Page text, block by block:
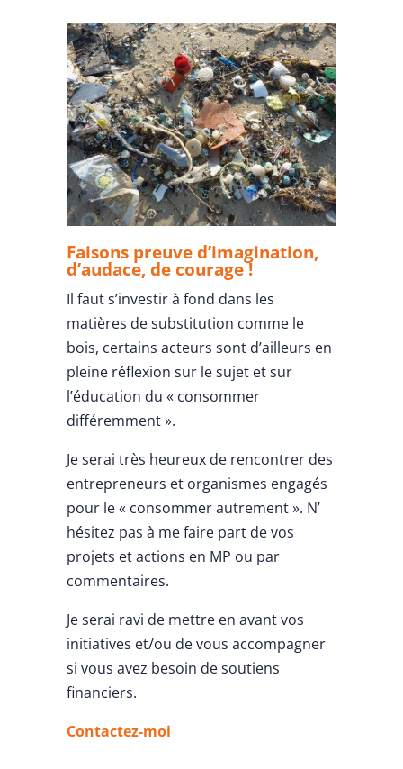
Faisons preuve d’imagination,
d’audace, de courage !
Il faut s’investir à fond dans les
matières de substitution comme le
bois, certains acteurs sont d’ailleurs en
pleine réflexion sur le sujet et sur
l’éducation du « consommer
différemment ».
Je serai très heureux de rencontrer des
entrepreneurs et organismes engagés
pour le « consommer autrement ». N’
hésitez pas à me faire part de vos
projets et actions en MP ou par
commentaires.
Je serai ravi de mettre en avant vos
initiatives et/ou de vous accompagner
si vous avez besoin de soutiens
financiers.
Contactez-moi